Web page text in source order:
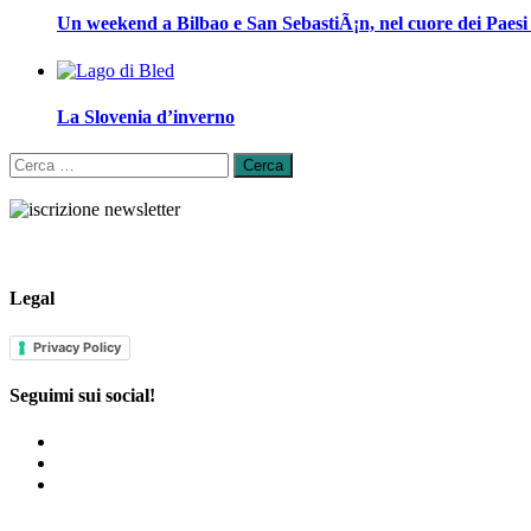
Un weekend a Bilbao e San SebastiÃ¡n, nel cuore dei
La Slovenia d’inverno
Ricerca
per:
Legal
Privacy Policy
Seguimi sui social!